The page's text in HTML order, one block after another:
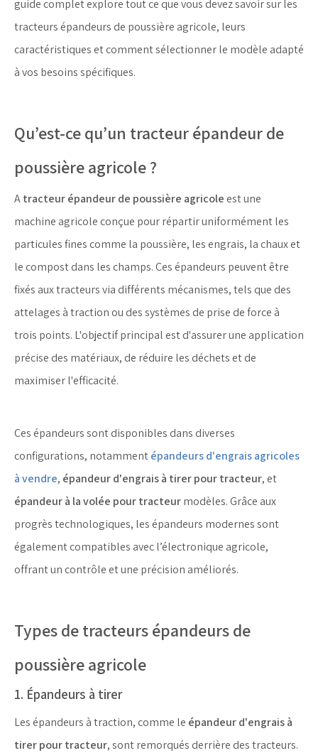
guide complet explore tout ce que vous devez savoir sur les
tracteurs épandeurs de poussière agricole, leurs
caractéristiques et comment sélectionner le modèle adapté
à vos besoins spécifiques.
Qu’est-ce qu’un tracteur épandeur de
poussière agricole ?
Atracteur épandeur de poussière agricoleest une
machine agricole conçue pour répartir uniformément les
particules fines comme la poussière, les engrais, la chaux et
le compost dans les champs. Ces épandeurs peuvent être
fixés aux tracteurs via différents mécanismes, tels que des
attelages à traction ou des systèmes de prise de force à
trois points. L'objectif principal est d'assurer une application
précise des matériaux, de réduire les déchets et de
maximiser l'efficacité.
Ces épandeurs sont disponibles dans diverses
configurations, notammentépandeurs d'engrais agricoles
à vendre, épandeur d'engrais à tirer pour tracteur, et
épandeur à la volée pour tracteurmodèles. Grâce aux
progrès technologiques, les épandeurs modernes sont
également compatibles avec l’électronique agricole,
offrant un contrôle et une précision améliorés.
Types de tracteurs épandeurs de
poussière agricole
1. Épandeurs à tirer
Les épandeurs à traction, comme le épandeur d'engrais à
tirer pour tracteur, sont remorqués derrière des tracteurs.